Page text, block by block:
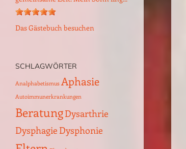
Lexikon der Logopädie – einfach
erklärte Fachworte
Stellenangebote und Praktika für
Studierende
Impressum – Datenschutzerklärung
Logopäden,...
SCHLAGWÖRTER
Analphabetismus Aphasie
Autoimmunerkrankungen
BeratungDysarthrie
Dysphagie